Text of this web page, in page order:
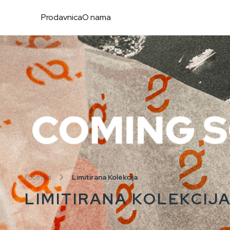
ProdavnicaO nama
Početna Limitirana Kolekcija
LIMITIRANA